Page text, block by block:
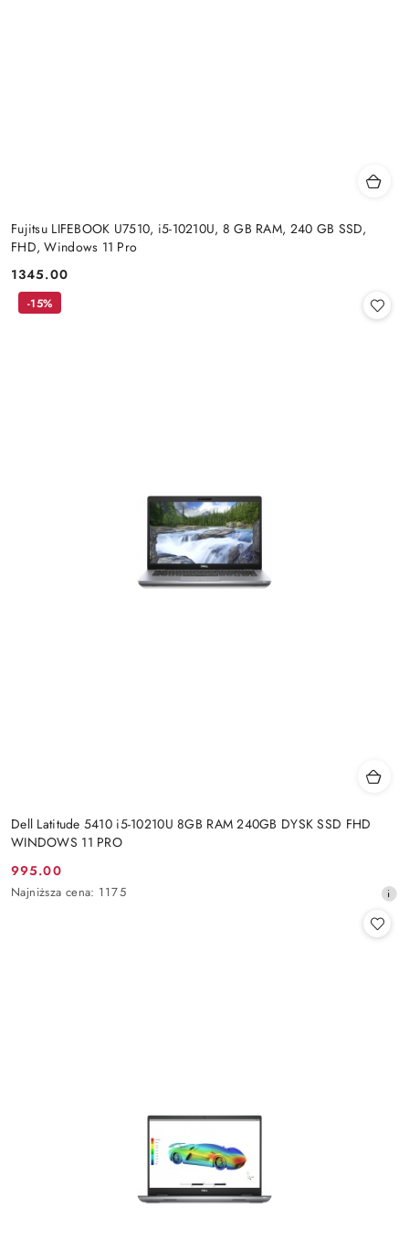
Fujitsu LIFEBOOK U7510, i5-10210U, 8 GB RAM, 240 GB SSD,
FHD, Windows 11 Pro
Cena:
1345.00
Dell Latitude 5410 i5-10210U 8GB RAM 240GB DYSK SSD FHD
WINDOWS 11 PRO
Cena
promocyjna:
995.00
Najniższa
Najniższa cena: 1175
-15%